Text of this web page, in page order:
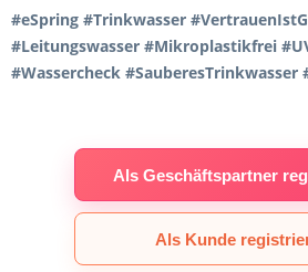
#eSpring #Trinkwasser
#Leitungswasser #Mikroplastikfrei
#Wassercheck #SauberesTrinkwasser
Als Geschäftspartner
Als Kunde